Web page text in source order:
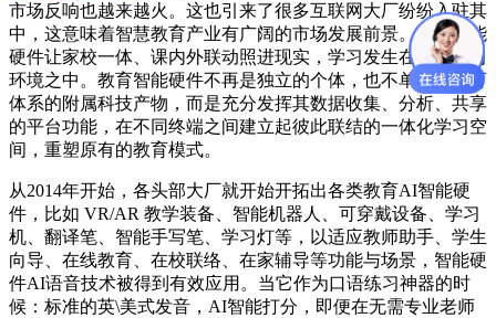
市场反响也越来越火。这也引来了很多互联网大厂纷纷入驻其
中，这意味着智慧教育产业有广阔的市场发展前景。教育智能
硬件让家校一体、课内外联动照进现实，学习发生在泛在学习
环境之中。教育智能硬件不再是独立的个体，也不单纯是教育
体系的附属科技产物，而是充分发挥其数据收集、分析、共享
的平台功能，在不同终端之间建立起彼此联结的一体化学习空
间，重塑原有的教育模式。
从2014年开始，各头部大厂就开始开拓出各类教育AI智能硬
件，比如 VR/AR 教学装备、智能机器人、可穿戴设备、学习
机、翻译笔、智能手写笔、学习灯等，以适应教师助手、学生
向导、在线教育、在校联络、在家辅导等功能与场景，智能硬
件AI语音技术被得到有效应用。当它作为口语练习神器的时
候：标准的英\美式发音，AI智能打分，即便在无需专业老师